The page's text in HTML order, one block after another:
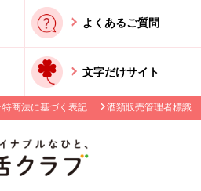
よくあるご質問
文字だけサイト
特商法に基づく表記 酒類販売管理者標識